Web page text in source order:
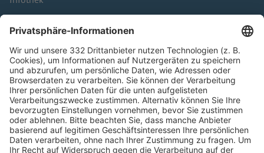
Kontakt
HÄUFIG BESUCHTE SEITEN
Pässe und Vereinswechsel
Trainerausbildung
Schulungsangebot Vereinsmitarbeiter
BFV-Geschäftsstellen
Trainerbörse